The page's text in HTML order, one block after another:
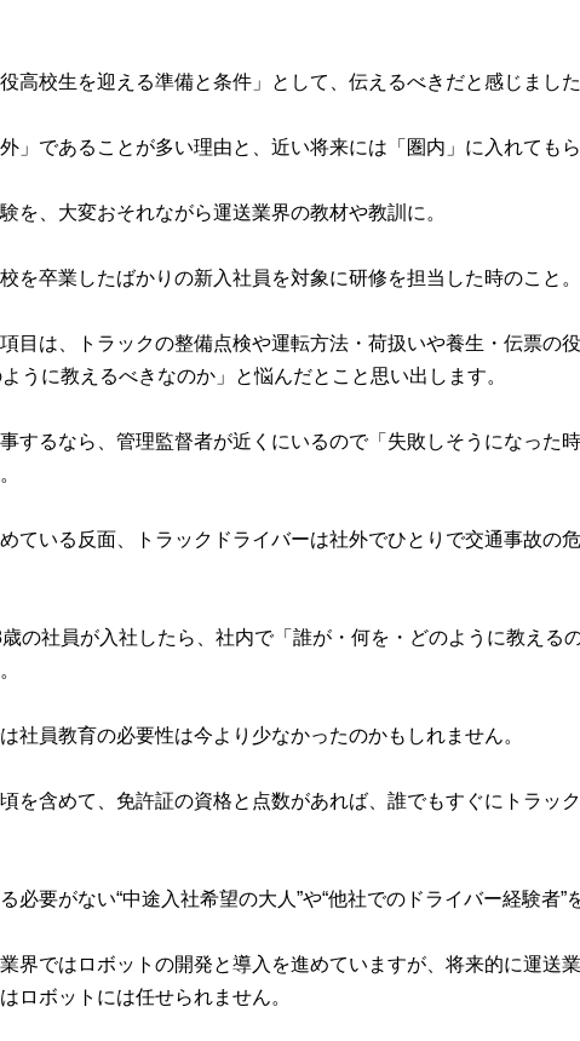
高校生を迎える準備と条件」として、伝えるべきだと感じました
」であることが多い理由と、近い将来には「圏内」に入れても
を、大変おそれながら運送業界の教材や教訓に。
を卒業したばかりの新入社員を対象に研修を担当した時のこと。
目は、トラックの整備点検や運転方法・荷扱いや養生・伝票の
うに教えるべきなのか」と悩んだとこと思い出します。
するなら、管理監督者が近くにいるので「失敗しそうになった
ている反面、トラックドライバーは社外でひとりで交通事故の
の社員が入社したら、社内で「誰が・何を・どのように教える
社員教育の必要性は今より少なかったのかもしれません。
を含めて、免許証の資格と点数があれば、誰でもすぐにトラッ
必要がない“中途入社希望の大人”や“他社でのドライバー経験者”
界ではロボットの開発と導入を進めていますが、将来的に運送
ロボットには任せられません。